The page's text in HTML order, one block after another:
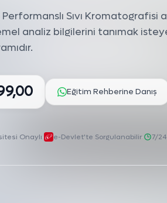
Performanslı Sıvı
analiz bilgilerini tanımak
Eğitim Rehberine Danış
Onaylı· e-Devlet'te Sorgulanabilir· 7/